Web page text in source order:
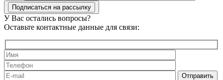
У Вас остались вопросы?
Оставьте контактные данные для связи: